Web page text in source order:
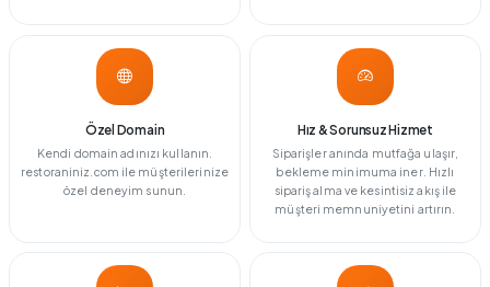
Özel Domain
Kendi domain adınızı kullanın.
restoraniniz.com ile müşterilerinize
özel deneyim sunun.
Hız & Sorunsuz Hizmet
Siparişler anında mutfağa ulaşır,
bekleme minimuma iner. Hızlı
sipariş alma ve kesintisiz akış ile
müşteri memnuniyetini artırın.